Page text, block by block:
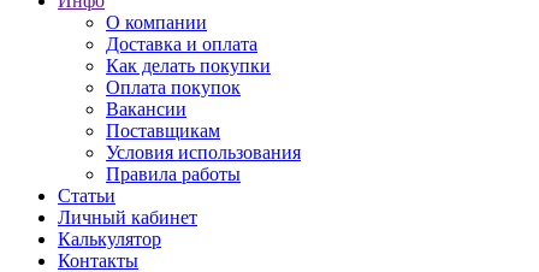
О компании
Доставка и оплата
Как делать покупки
Оплата покупок
Вакансии
Поставщикам
Условия использования
Правила работы
Статьи
Личный кабинет
Калькулятор
Контакты